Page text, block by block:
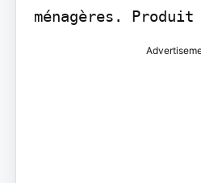
ménagères. Produit